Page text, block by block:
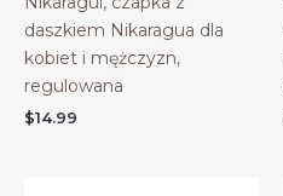
daszkiem Nikaragua dla
kobiet i mężczyzn,
regulowana
$14.99